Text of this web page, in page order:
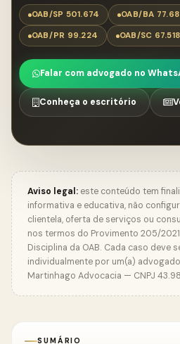
OAB/SP 501.674 OAB/BA
OAB/PR 99.224
OAB/SC
Falar com advogado no
Conheça o escritório
Aviso legal: este conteúdo tem
informativa e educativa, não
clientela, oferta de serviços ou
nos termos do Provimento 205/
Disciplina da OAB. Cada caso deve
individualmente por um(a)
Martinhago Advocacia — CNPJ
SUMÁRIO